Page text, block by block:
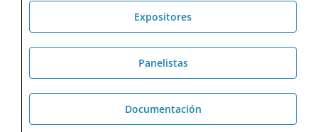
Expositores
Panelistas
Documentación